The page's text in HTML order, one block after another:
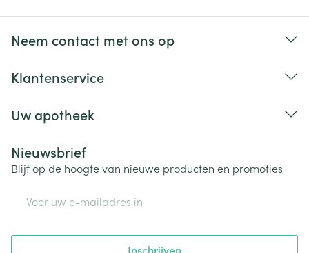
Neem contact met ons op
Klantenservice
Uw apotheek
Nieuwsbrief
Blijf op de hoogte van nieuwe producten en promoties
Inschrijven